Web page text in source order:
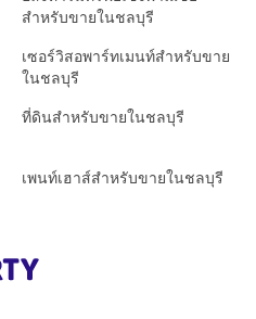
สำหรับขายในชลบุรี
เซอร์วิสอพาร์ทเมนท์สำหรับขาย
ในชลบุรี
ที่ดินสำหรับขายในชลบุรี
เพนท์เฮาส์สำหรับขายในชลบุรี